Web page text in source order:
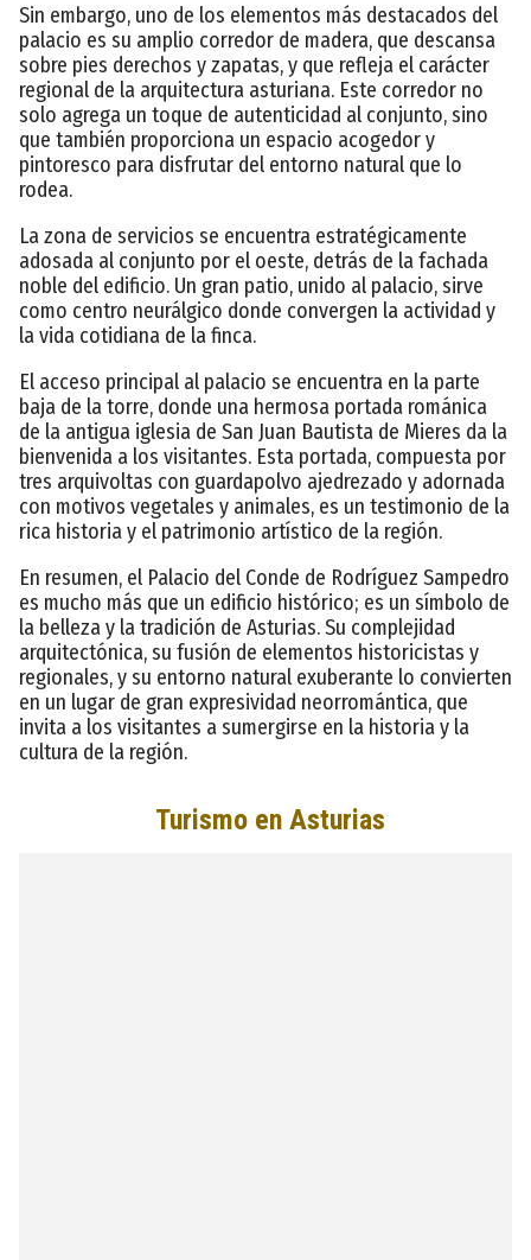
Sin embargo, uno de los elementos más destacados del
palacio es su amplio corredor de madera, que descansa
sobre pies derechos y zapatas, y que refleja el carácter
regional de la arquitectura asturiana. Este corredor no
solo agrega un toque de autenticidad al conjunto, sino
que también proporciona un espacio acogedor y
pintoresco para disfrutar del entorno natural que lo
rodea.
La zona de servicios se encuentra estratégicamente
adosada al conjunto por el oeste, detrás de la fachada
noble del edificio. Un gran patio, unido al palacio, sirve
como centro neurálgico donde convergen la actividad y
la vida cotidiana de la finca.
El acceso principal al palacio se encuentra en la parte
baja de la torre, donde una hermosa portada románica
de la antigua iglesia de San Juan Bautista de Mieres da la
bienvenida a los visitantes. Esta portada, compuesta por
tres arquivoltas con guardapolvo ajedrezado y adornada
con motivos vegetales y animales, es un testimonio de la
rica historia y el patrimonio artístico de la región.
En resumen, el Palacio del Conde de Rodríguez Sampedro
es mucho más que un edificio histórico; es un símbolo de
la belleza y la tradición de Asturias. Su complejidad
arquitectónica, su fusión de elementos historicistas y
regionales, y su entorno natural exuberante lo convierten
en un lugar de gran expresividad neorromántica, que
invita a los visitantes a sumergirse en la historia y la
cultura de la región.